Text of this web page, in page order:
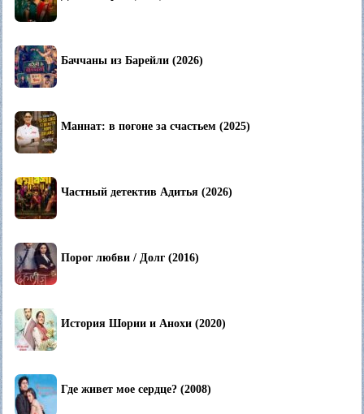
Баччаны из Барейли (2026)
Маннат: в погоне за счастьем (2025)
Частный детектив Адитья (2026)
Порог любви / Долг (2016)
История Шории и Анохи (2020)
Где живет мое сердце? (2008)